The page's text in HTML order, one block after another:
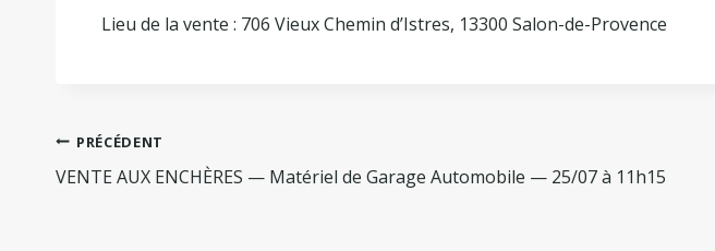
Lieu de la vente : 706 Vieux Chemin d’Istres, 13300 Salon-de-Provence
PRÉCÉDENT
VENTE AUX ENCHÈRES — Matériel de Garage Automobile — 25/07 à 11h15